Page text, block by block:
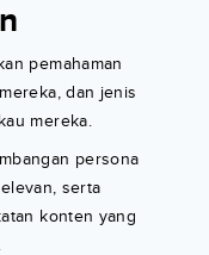
pemahaman
dan jenis
mereka.
persona
serta
konten yang